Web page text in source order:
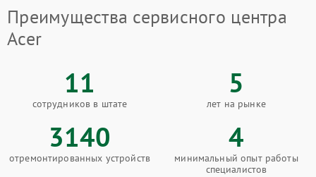
Преимущества сервисного центра
Acer
11
сотрудников в штате
5
лет на рынке
3140
отремонтированных устройств
4
минимальный опыт работы
специалистов